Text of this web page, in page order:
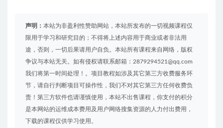
声明： 本站为非盈利性赞助网站，本站所发布的一切视频课程仅
限用于学习和研究目的；不得将上述内容用于商业或者非法用
途，否则，一切后果请用户自负。本站所有课程来自网络，版权
争议与本站无关。如有侵权请联系邮箱：2879294521@qq.com
我们将第一时间处理！。项目教程如涉及其它第三方收费服务环
节，请自行判断项目可操作性，我们不对其它第三方任何收费负
责！第三方软件也请谨慎使用，本站不出售课程，你支付的积分
是本网站的运维成本费用及用户网络搜集资源的人力付出费用，
下载的课程仅供学习使用。